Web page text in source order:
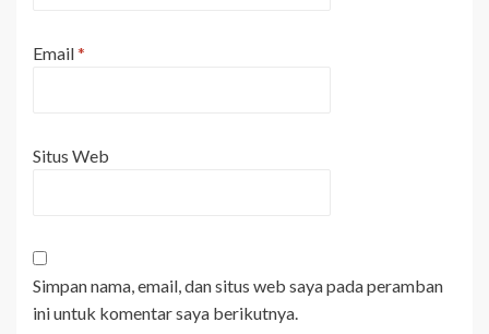
Email*
Situs Web
Simpan nama, email, dan situs web saya pada peramban
ini untuk komentar saya berikutnya.